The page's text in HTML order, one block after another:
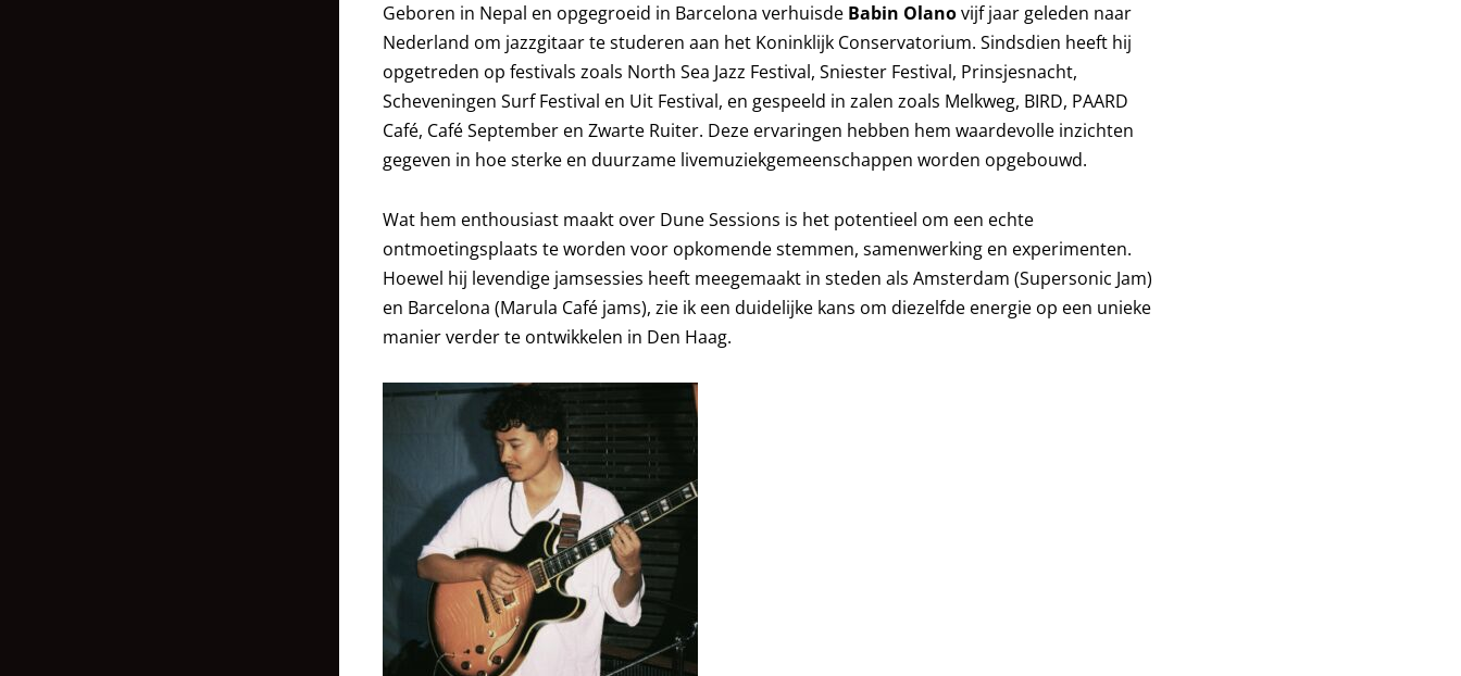
Geboren in Nepal en opgegroeid in Barcelona verhuisde Babin Olanovijf jaar geleden naar
Nederland om jazzgitaar te studeren aan het Koninklijk Conservatorium. Sindsdien heeft hij
opgetreden op festivals zoals North Sea Jazz Festival, Sniester Festival, Prinsjesnacht,
Scheveningen Surf Festival en Uit Festival, en gespeeld in zalen zoals Melkweg, BIRD, PAARD
Café, Café September en Zwarte Ruiter. Deze ervaringen hebben hem waardevolle inzichten
gegeven in hoe sterke en duurzame livemuziekgemeenschappen worden opgebouwd.
Wat hem enthousiast maakt over Dune Sessions is het potentieel om een ​​echte
ontmoetingsplaats te worden voor opkomende stemmen, samenwerking en experimenten.
Hoewel hij levendige jamsessies heeft meegemaakt in steden als Amsterdam (Supersonic Jam)
en Barcelona (Marula Café jams), zie ik een duidelijke kans om diezelfde energie op een unieke
manier verder te ontwikkelen in Den Haag.